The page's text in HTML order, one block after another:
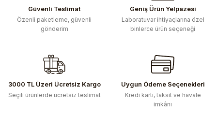
Güvenli Teslimat
Özenli paketleme, güvenli
gönderim
Geniş Ürün Yelpazesi
Laboratuvar ihtiyaçlarına özel
binlerce ürün seçeneği
3000 TL Üzeri Ücretsiz Kargo
Seçili ürünlerde ücretsiz teslimat
Uygun Ödeme Seçenekleri
Kredi kartı, taksit ve havale
imkânı